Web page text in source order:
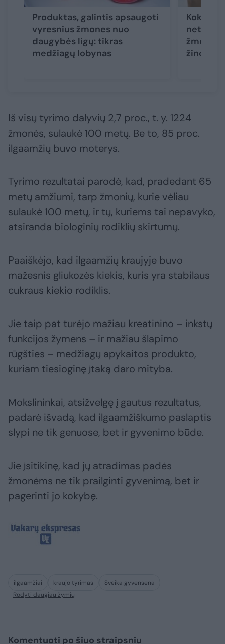
Produktas, galintis apsaugoti
vyresnius žmones nuo
daugybės ligų: tikras
medžiagų lobynas
Kokios
žinoti
Iš visų tyrimo dalyvių 2,7 proc., t. y. 1224
žmonės, sulaukė 100 metų. Be to, 85 proc.
ilgaamžių buvo moterys.
Tyrimo rezultatai parodė, kad, pradedant 65
metų amžiumi, tarp žmonių, kurie vėliau
sulaukė 100 metų, ir tų, kuriems tai nepavyko,
atsiranda biologinių rodiklių skirtumų.
Paaiškėjo, kad ilgaamžių kraujyje buvo
mažesnis gliukozės kiekis, kuris yra stabilaus
cukraus kiekio rodiklis.
Jie taip pat turėjo mažiau kreatinino – inkstų
funkcijos žymens – ir mažiau šlapimo
rūgšties – medžiagų apykaitos produkto,
kuriam tiesioginę įtaką daro mityba.
Mokslininkai, atsižvelgę į gautus rezultatus,
padarė išvadą, kad ilgaamžiškumo paslaptis
slypi ne tik genuose, bet ir gyvenimo būde.
Jie įsitikinę, kad jų atradimas padės
žmonėms ne tik prailginti gyvenimą, bet ir
pagerinti jo kokybę.
ilgaamžiai kraujo tyrimas
Sveika gyvensena
Rodyti daugiau žymių
Komentuoti po šiuo straipsniu